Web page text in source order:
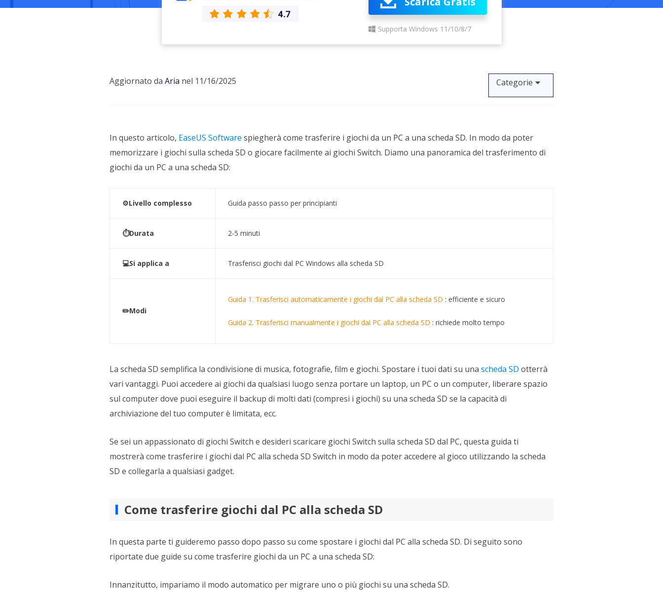
Recupero per MS SQL database
Recupero dati cancellati da SSD
Recupero Foto da Fotocamera
MSPs Service
Video Downloader
Scarica video/audio online
Supporta Windows 11/10/8/7
Aggiornato da Aria nel 11/16/2025 Categorie
In questo articolo, EaseUS Software spiegherà come trasferire i giochi da un PC a una scheda SD. In modo da poter
memorizzare i giochi sulla scheda SD o giocare facilmente ai giochi Switch. Diamo una panoramica del trasferimento di
giochi da un PC a una scheda SD:
⚙️Livello complesso Guida passo passo per principianti
⏱️Durata 2-5 minuti
💻Si applica a Trasferisci giochi dal PC Windows alla scheda SD
✏️Modi
Guida 1. Trasferisci automaticamente i giochi dal PC alla scheda SD : efficiente e sicuro
Guida 2. Trasferisci manualmente i giochi dal PC alla scheda SD : richiede molto tempo
La scheda SD semplifica la condivisione di musica, fotografie, film e giochi. Spostare i tuoi dati su una scheda SD otterrà
vari vantaggi. Puoi accedere ai giochi da qualsiasi luogo senza portare un laptop, un PC o un computer, liberare spazio
sul computer dove puoi eseguire il backup di molti dati (compresi i giochi) su una scheda SD se la capacità di
archiviazione del tuo computer è limitata, ecc.
Se sei un appassionato di giochi Switch e desideri scaricare giochi Switch sulla scheda SD dal PC, questa guida ti
mostrerà come trasferire i giochi dal PC alla scheda SD Switch in modo da poter accedere al gioco utilizzando la scheda
SD e collegarla a qualsiasi gadget.
Come trasferire giochi dal PC alla scheda SD
In questa parte ti guideremo passo dopo passo su come spostare i giochi dal PC alla scheda SD. Di seguito sono
riportate due guide su come trasferire giochi da un PC a una scheda SD:
Innanzitutto, impariamo il modo automatico per migrare uno o più giochi su una scheda SD.